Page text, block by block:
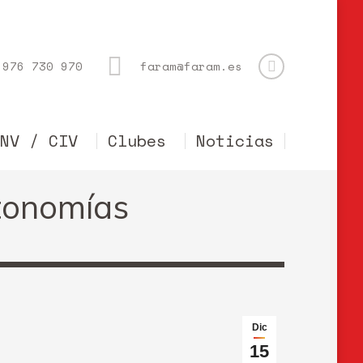
976 730 970 faram@faram.es
/ CIV Clubes Noticias
Dic
15